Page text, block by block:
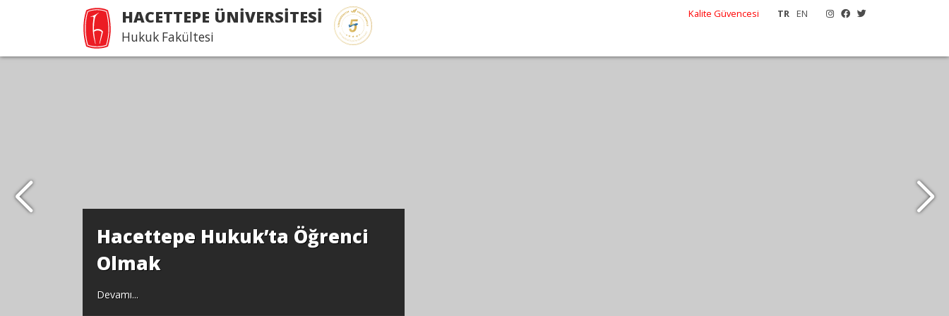
HACETTEPE ÜNİVERSİTESİ
Hukuk Fakültesi
TR EN
Kalite Güvencesi
Hacettepe Hukuk’ta Öğrenci
Olmak
Devamı...